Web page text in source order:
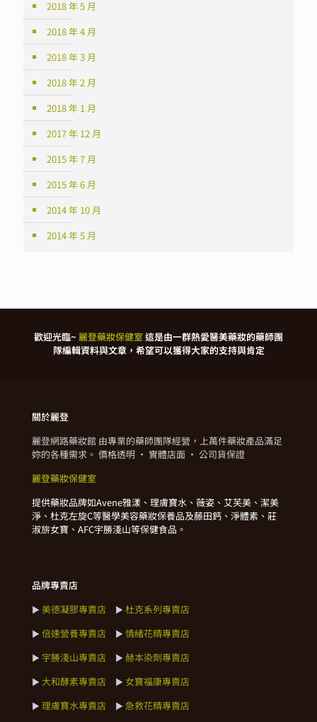
2018 年 5 月
2018 年 4 月
2018 年 3 月
2018 年 2 月
2018 年 1 月
2017 年 12 月
2015 年 7 月
2015 年 6 月
2014 年 10 月
2014 年 5 月
歡迎光臨~ 麗登藥妝保健室這是由一群熱愛醫美藥妝的藥師團
隊編輯資料與文章，希望可以獲得大家的支持與肯定
關於麗登
麗登網路藥妝館 由專業的藥師團隊經營，上萬件藥妝產品滿足
妳的各種需求。 價格透明 · 實體店面 · 公司貨保證
麗登藥妝保健室
提供藥妝品牌如Avene雅漾、理膚寶水、薇姿、艾芙美、潔美
淨、杜克左旋C等醫學美容藥妝保養品及藤田鈣、淨體素、莊
淑旂女寶、AFC宇勝淺山等保健食品。
品牌專賣店
► 美德凝膠專賣店 ► 杜克系列專賣店
► 倍速營養專賣店 ► 情緒花精專賣店
► 宇勝淺山專賣店 ► 赫本染劑專賣店
► 大和酵素專賣店 ► 女寶福康專賣店
► 理膚寶水專賣店 ► 急救花精專賣店